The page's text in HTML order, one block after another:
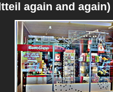
again and again)